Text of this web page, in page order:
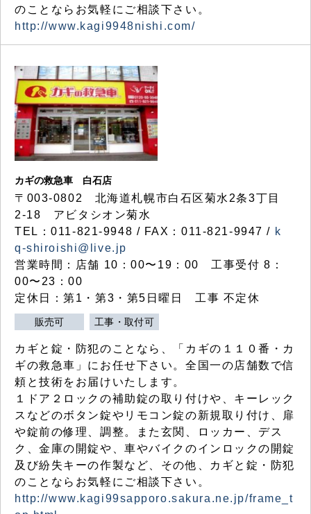
のことならお気軽にご相談下さい。
http://www.kagi9948nishi.com/
カギの救急車 白石店
〒003-0802 北海道札幌市白石区菊水2条3丁目
2-18 アビタシオン菊水
TEL：011-821-9948 / FAX：011-821-9947 / k
q-shiroishi@live.jp
営業時間：店舗 10：00〜19：00 工事受付 8：
00〜23：00
定休日：第1・第3・第5日曜日 工事 不定休
販売可 工事・取付可
カギと錠・防犯のことなら、「カギの１１０番・カ
ギの救急車」にお任せ下さい。全国一の店舗数で信
頼と技術をお届けいたします。
１ドア２ロックの補助錠の取り付けや、キーレック
スなどのボタン錠やリモコン錠の新規取り付け、扉
や錠前の修理、調整。また玄関、ロッカー、デス
ク、金庫の開錠や、車やバイクのインロックの開錠
及び紛失キーの作製など、その他、カギと錠・防犯
のことならお気軽にご相談下さい。
http://www.kagi99sapporo.sakura.ne.jp/frame_t